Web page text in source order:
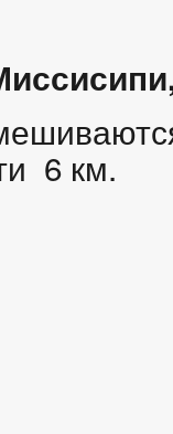
6 км.